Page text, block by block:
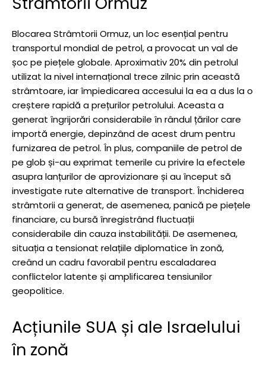
Blocarea Strâmtorii Ormuz, un loc esențial pentru
transportul mondial de petrol, a provocat un val de
șoc pe piețele globale. Aproximativ 20% din petrolul
utilizat la nivel internațional trece zilnic prin această
strâmtoare, iar împiedicarea accesului la ea a dus la o
creștere rapidă a prețurilor petrolului. Aceasta a
generat îngrijorări considerabile în rândul țărilor care
importă energie, depinzând de acest drum pentru
furnizarea de petrol. În plus, companiile de petrol de
pe glob și-au exprimat temerile cu privire la efectele
asupra lanțurilor de aprovizionare și au început să
investigate rute alternative de transport. Închiderea
strâmtorii a generat, de asemenea, panică pe piețele
financiare, cu bursă înregistrând fluctuații
considerabile din cauza instabilității. De asemenea,
situația a tensionat relațiile diplomatice în zonă,
creând un cadru favorabil pentru escaladarea
conflictelor latente și amplificarea tensiunilor
geopolitice.
Acțiunile SUA și ale Israelului
în zonă